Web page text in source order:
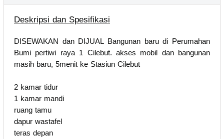
Deskripsi dan Spesifikasi
DISEWAKAN dan DIJUAL Bangunan baru di Perumahan
Bumi pertiwi raya 1 Cilebut. akses mobil dan bangunan
masih baru, 5menit ke Stasiun Cilebut
2 kamar tidur
1 kamar mandi
ruang tamu
dapur wastafel
teras depan